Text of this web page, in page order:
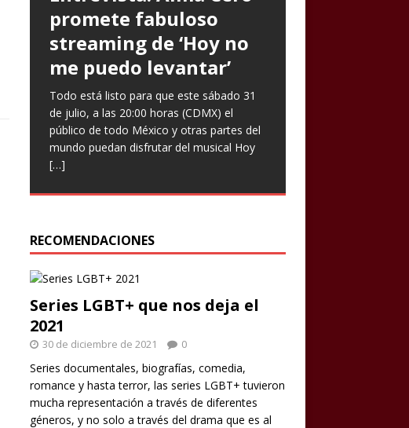
promete fabuloso
streaming de ‘Hoy no
me puedo levantar’
Todo está listo para que este sábado 31
de julio, a las 20:00 horas (CDMX) el
público de todo México y otras partes del
mundo puedan disfrutar del musical Hoy
[…]
Goto expresa que
‘Nuestro amor es arte’
en nuevo sencillo
Entrevista Divagadas por Richard Osuna
(IG: @beepbeeprichiemx)Fotografías:
Cortesía Nuestro amor es arte es el
nuevo sencillo de Paulina Goto en la
escena musical y a través del cual busca
Prometen risas con
‘Infieles’, una obra
llena de enredos
Este miércoles llega una nueva función de
la comedia teatral Infieles, historia que
promete Chapu Garza, uno de los actores
que forman parte de la obra, identificará a
hombres y
RECOMENDACIONES
Series LGBT+ que nos deja el
2021
30 de diciembre de 2021 0
Series documentales, biografías, comedia,
romance y hasta terror, las series LGBT+ tuvieron
mucha representación a través de diferentes
géneros, y no solo a través del drama que es al